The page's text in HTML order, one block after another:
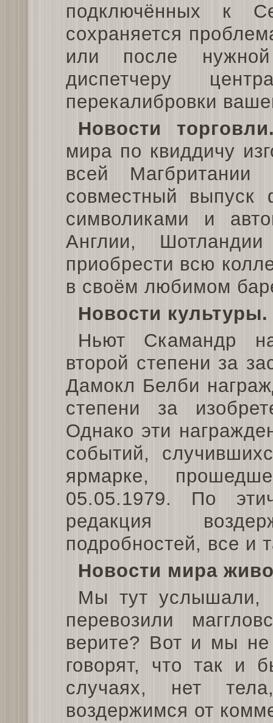
подключённых к
сохраняется
или после
диспетчеру
перекалибровки
Новости
мира по квиддичу
всей Магбритании
совместный
символиками и
Англии,
приобрести всю
в своём любимом
Новости культуры.
Ньют Скамандр
второй степени за
Дамокл Белби
степени за
Однако эти
событий,
ярмарке,
05.05.1979. По
редакция
подробностей, все и
Новости мира
Мы тут услышали,
перевозили
верите? Вот и мы
говорят, что так и
случаях, нет
воздержимся от